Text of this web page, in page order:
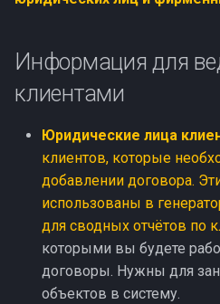
Информация для
клиентами
Юридические лица
клиентов, которые
добавлении договора.
использованы в
для сводных отчётов по
которыми вы будете
договоры. Нужны для
объектов в систему.